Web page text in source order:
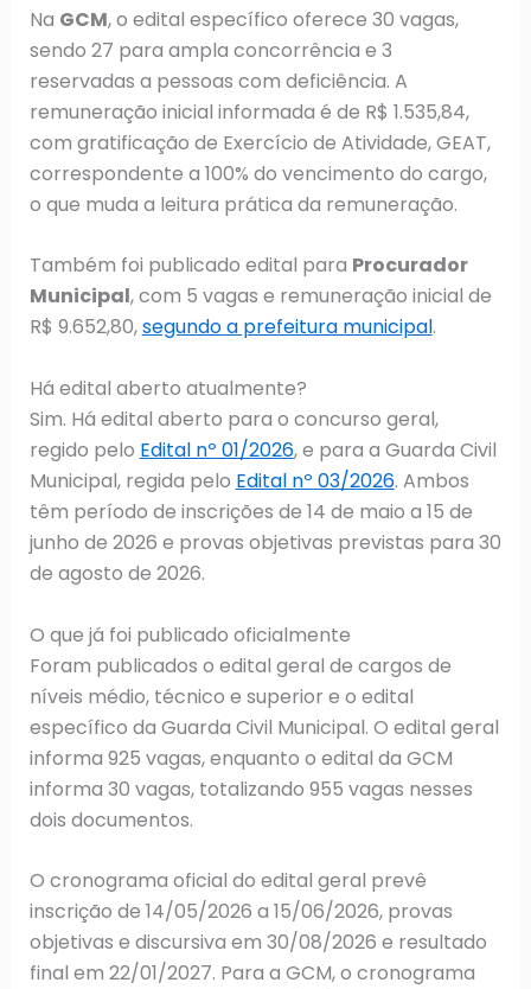
Na GCM, o edital específico oferece 30 vagas,
sendo 27 para ampla concorrência e 3
reservadas a pessoas com deficiência. A
remuneração inicial informada é de R$ 1.535,84,
com gratificação de Exercício de Atividade, GEAT,
correspondente a 100% do vencimento do cargo,
o que muda a leitura prática da remuneração.
Também foi publicado edital para Procurador
Municipal, com 5 vagas e remuneração inicial de
R$ 9.652,80,segundo a prefeitura municipal.
Há edital aberto atualmente?
Sim. Há edital aberto para o concurso geral,
regido pelo Edital nº 01/2026, e para a Guarda Civil
Municipal, regida pelo Edital nº 03/2026. Ambos
têm período de inscrições de 14 de maio a 15 de
junho de 2026 e provas objetivas previstas para 30
de agosto de 2026.
O que já foi publicado oficialmente
Foram publicados o edital geral de cargos de
níveis médio, técnico e superior e o edital
específico da Guarda Civil Municipal. O edital geral
informa 925 vagas, enquanto o edital da GCM
informa 30 vagas, totalizando 955 vagas nesses
dois documentos.
O cronograma oficial do edital geral prevê
inscrição de 14/05/2026 a 15/06/2026, provas
objetivas e discursiva em 30/08/2026 e resultado
final em 22/01/2027. Para a GCM, o cronograma